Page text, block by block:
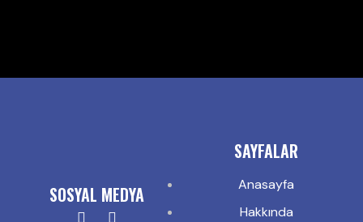
SOSYAL MEDYA
SAYFALAR
Anasayfa
Hakkında